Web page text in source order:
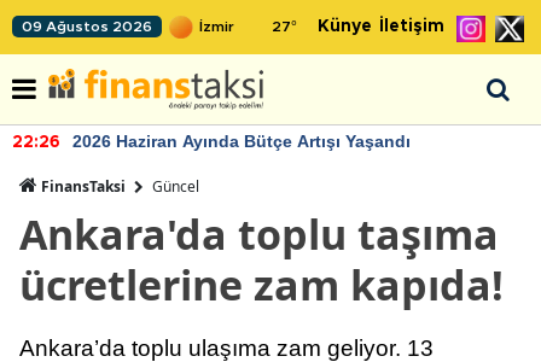
09 Ağustos 2026 27° Künye İletişim
22:26 2026 Haziran Ayında Bütçe Artışı Yaşandı
FinansTaksi Güncel
Ankara'da toplu taşıma
ücretlerine zam kapıda!
Ankara’da toplu ulaşıma zam geliyor. 13